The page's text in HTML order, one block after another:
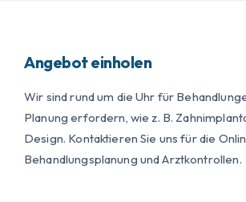
Angebot einholen
Wir sind rund um die Uhr für
Planung erfordern, wie z. B.
Design. Kontaktieren Sie uns für die
Behandlungsplanung und Arztkontrollen.